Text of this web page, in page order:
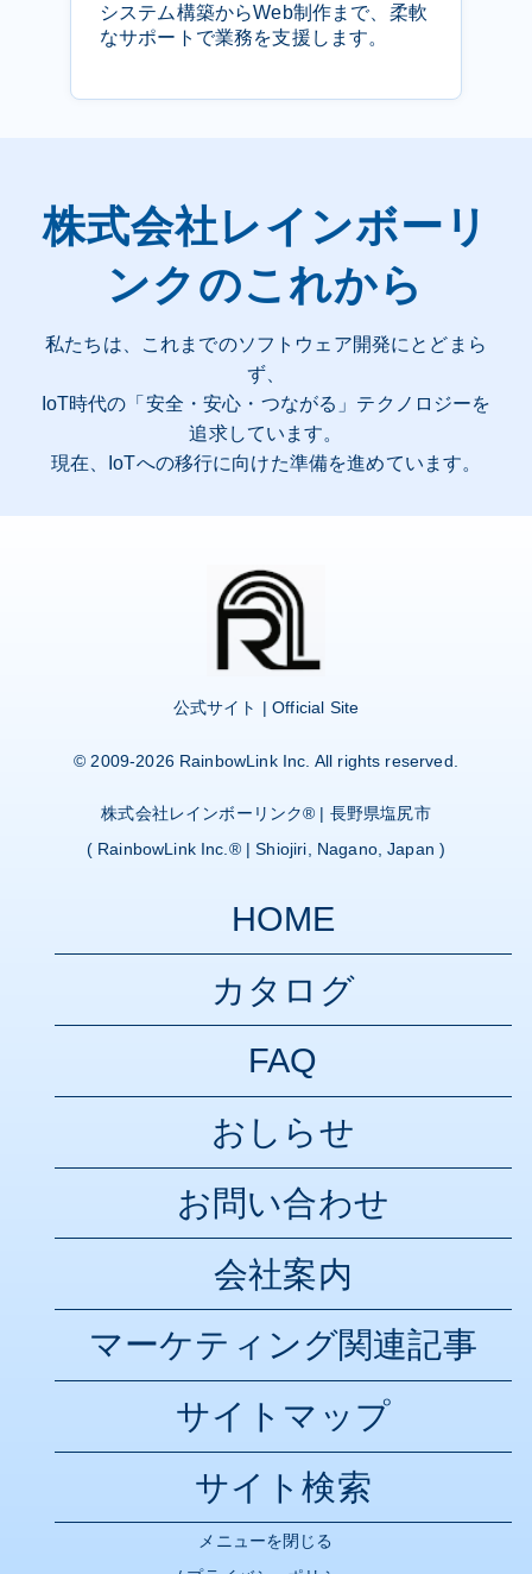
システム構築からWeb制作まで、柔軟
なサポートで業務を支援します。
株式会社レインボーリ
ンクのこれから
私たちは、これまでのソフトウェア開発にとどまら
ず、
IoT時代の「安全・安心・つながる」テクノロジーを
追求しています。
現在、IoTへの移行に向けた準備を進めています。
公式サイト | Official Site
© 2009-2026 RainbowLink Inc. All rights reserved.
株式会社レインボーリンク® | 長野県塩尻市
( RainbowLink Inc. ® | Shiojiri, Nagano, Japan )
HOME
カタログ
FAQ
おしらせ
お問い合わせ
会社案内
マーケティング関連記事
サイトマップ
サイト検索
メニューを閉じる